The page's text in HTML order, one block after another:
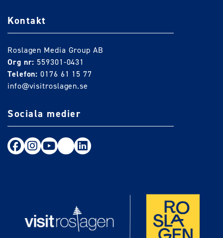
Kontakt
Roslagen Media Group AB
Org nr: 559301-0431
Telefon: 0176 61 15 77
info@visitroslagen.se
Sociala medier
Följ oss på Facebook
Följ oss på Instagram
Följ oss på Youtube
TikTokLinkedIn